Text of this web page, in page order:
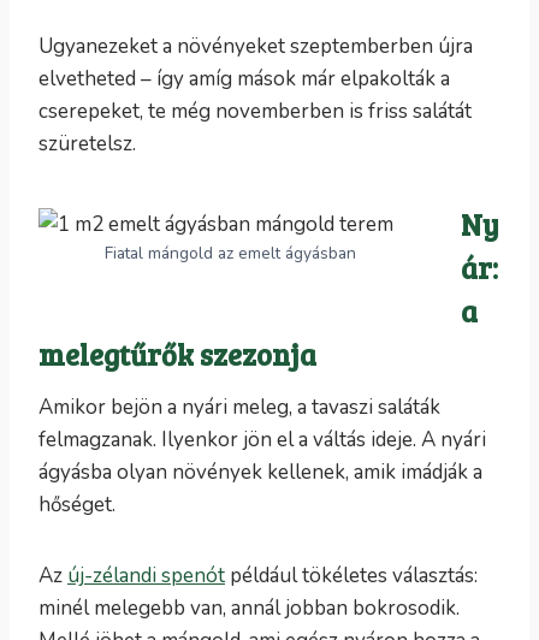
Ugyanezeket a növényeket szeptemberben újra
elvetheted – így amíg mások már elpakolták a
cserepeket, te még novemberben is friss salátát
szüretelsz.
Fiatal mángold az emelt ágyásban
Ny
ár:
a
melegtűrők szezonja
Amikor bejön a nyári meleg, a tavaszi saláták
felmagzanak. Ilyenkor jön el a váltás ideje. A nyári
ágyásba olyan növények kellenek, amik imádják a
hőséget.
Az új-zélandi spenót például tökéletes választás:
minél melegebb van, annál jobban bokrosodik.